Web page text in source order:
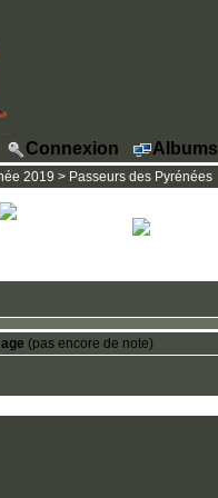
Connexion Albums
2019 > Passeurs des Pyrénées
(pas encore de note)